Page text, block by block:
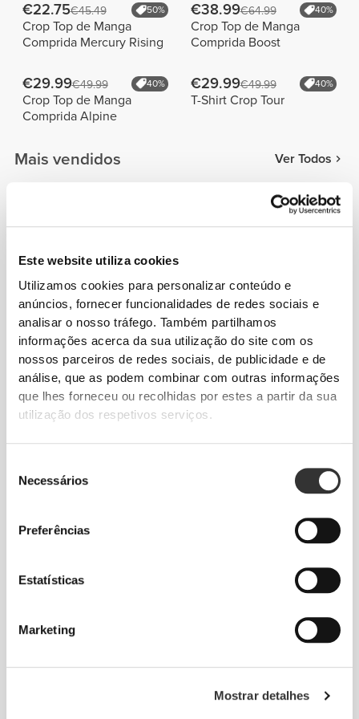
Este website utiliza cookies
Utilizamos cookies para personalizar conteúdo e
anúncios, fornecer funcionalidades de redes sociais e
analisar o nosso tráfego. Também partilhamos
informações acerca da sua utilização do site com os
nossos parceiros de redes sociais, de publicidade e de
análise, que as podem combinar com outras informações
que lhes forneceu ou recolhidas por estes a partir da sua
utilização dos respetivos serviços.
Necessários
Preferências
Estatísticas
Marketing
Mostrar detalhes
€22.75€45.49 50%
Crop Top de Manga
Comprida Mercury Rising
€38.99€64.99 40%
Crop Top de Manga
Comprida Boost
€29.99€49.99 40%
Crop Top de Manga
Comprida Alpine
€29.99€49.99 40%
T-Shirt Crop Tour
Mais vendidos Ver Todos
Cintura Regular Peach
Perfect FX
€23.99€39.99 40%
Leggings de Cintura Alta
Contour
€20.99€34.99
Calções Médios de
Cintura Regular Peach
Perfect FX Cotton
Detalhes do Produto
laboratório, concebida para acomodar mudanças de